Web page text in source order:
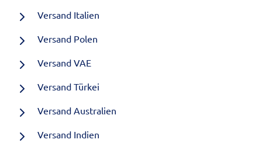
Versand Italien
Versand Polen
Versand VAE
Versand Türkei
Versand Australien
Versand Indien